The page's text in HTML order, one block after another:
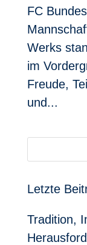
FC
Werks
im
Freude,
und...
Letzte
Tradition,